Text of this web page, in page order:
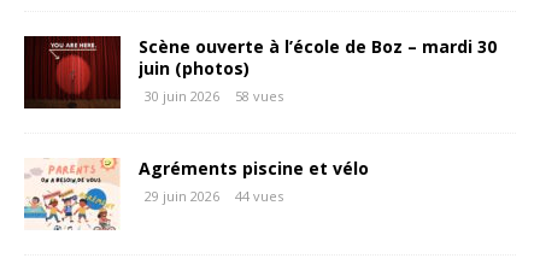
Scène ouverte à l’école de Boz – mardi 30
juin (photos)
30 juin 2026 58 vues
Agréments piscine et vélo
29 juin 2026 44 vues